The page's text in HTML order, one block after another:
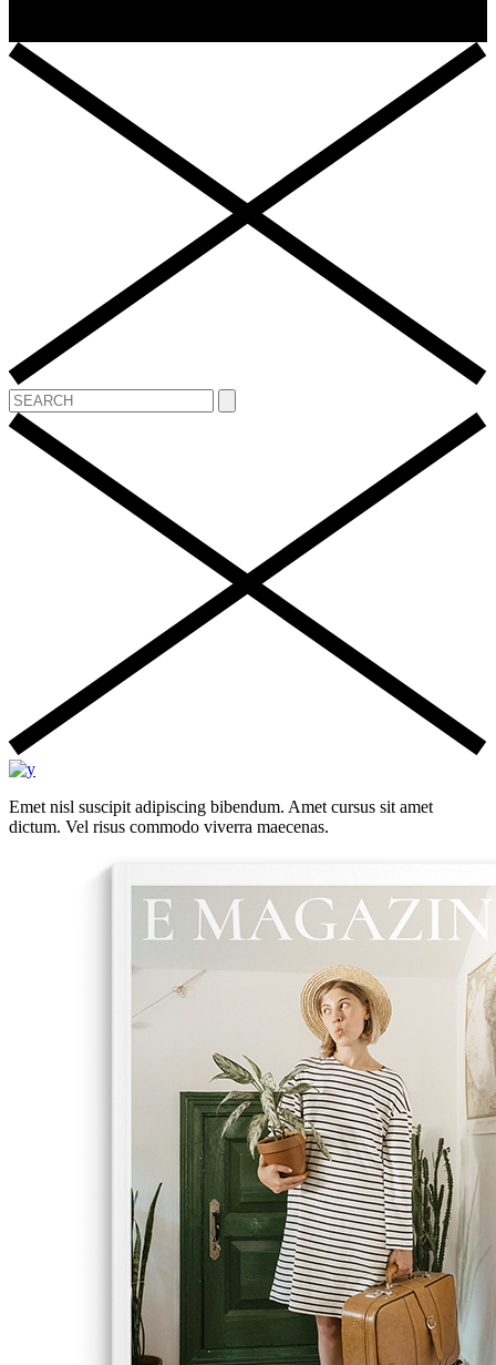
Emet nisl suscipit adipiscing bibendum. Amet cursus sit amet
dictum. Vel risus commodo viverra maecenas.